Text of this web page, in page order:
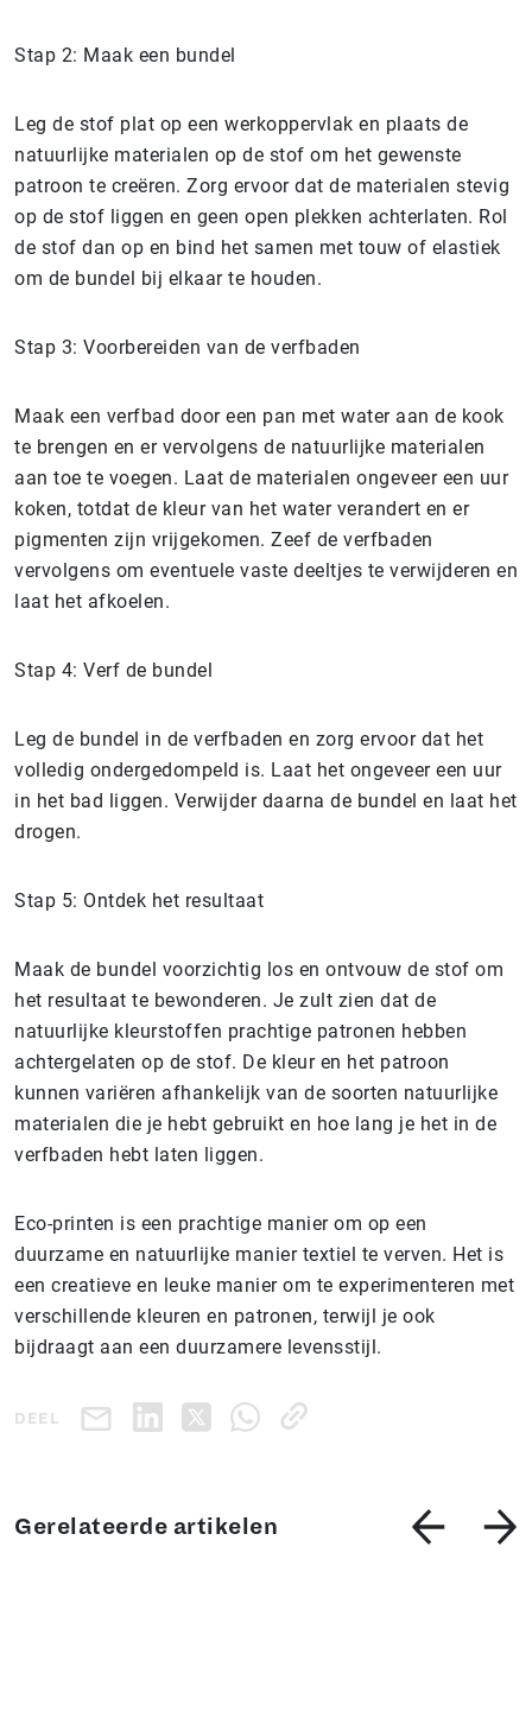
Stap 2: Maak een bundel
Leg de stof plat op een werkoppervlak en plaats de
natuurlijke materialen op de stof om het gewenste
patroon te creëren. Zorg ervoor dat de materialen stevig
op de stof liggen en geen open plekken achterlaten. Rol
de stof dan op en bind het samen met touw of elastiek
om de bundel bij elkaar te houden.
Stap 3: Voorbereiden van de verfbaden
Maak een verfbad door een pan met water aan de kook
te brengen en er vervolgens de natuurlijke materialen
aan toe te voegen. Laat de materialen ongeveer een uur
koken, totdat de kleur van het water verandert en er
pigmenten zijn vrijgekomen. Zeef de verfbaden
vervolgens om eventuele vaste deeltjes te verwijderen en
laat het afkoelen.
Stap 4: Verf de bundel
Leg de bundel in de verfbaden en zorg ervoor dat het
volledig ondergedompeld is. Laat het ongeveer een uur
in het bad liggen. Verwijder daarna de bundel en laat het
drogen.
Stap 5: Ontdek het resultaat
Maak de bundel voorzichtig los en ontvouw de stof om
het resultaat te bewonderen. Je zult zien dat de
natuurlijke kleurstoffen prachtige patronen hebben
achtergelaten op de stof. De kleur en het patroon
kunnen variëren afhankelijk van de soorten natuurlijke
materialen die je hebt gebruikt en hoe lang je het in de
verfbaden hebt laten liggen.
Eco-printen is een prachtige manier om op een
duurzame en natuurlijke manier textiel te verven. Het is
een creatieve en leuke manier om te experimenteren met
verschillende kleuren en patronen, terwijl je ook
bijdraagt aan een duurzamere levensstijl.
DEEL
Gerelateerde artikelen